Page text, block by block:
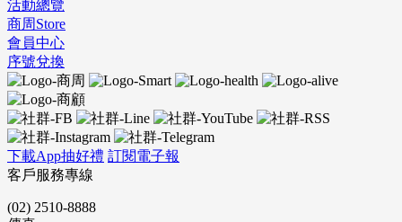
活動總覽
商周Store
會員中心
序號兌換
下載App抽好禮 訂閱電子報
客戶服務專線
(02) 2510-8888